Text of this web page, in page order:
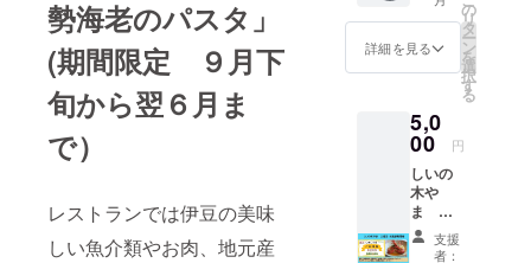
勢海老のパスタ」
(期間限定 ９月下
旬から翌６月ま
で）
レストランでは伊豆の美味
しい魚介類やお肉、地元産
にお届
しま
す。 写
ま」の
ホーム
ページ
にお名
前を掲
ていた
だきま
す。 ※
掲載期
間1年
間 本
名以外
でも掲
詳細を見る
の
リ
タ
ー
ン
を
選
択
す
る
5,0
00 円
しいの
木や
ま
5,000
円 利
支援
者：